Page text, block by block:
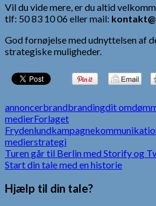
Vil du vide mere, er du altid
tlf: 50 83 10 06 eller mail:
God fornøjelse med udnyttelsen af
strategiske muligheder.
annoncerbrandbrandingdit
medierForlaget
Frydenlundkampagne
medierstrategi
Indlægsnavigation
Turen går til Berlin med Storify og
Start din tale med en historie
Hjælp til din tale?